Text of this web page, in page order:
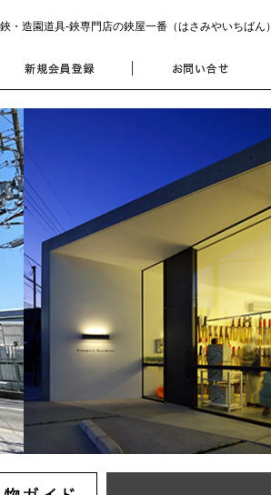
・造園道具‐鋏専門店の鋏屋一番（はさみやいちばん）